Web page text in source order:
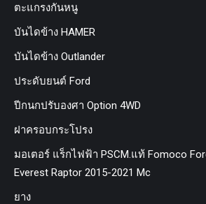
ตะแกรงกันหนู
บันไดข้าง HAMER
บันไดข้าง Outlander
ประดับยนต์ Ford
ปีกนกปรับองศา Option 4WD
ฝาครอบกระโปรง
มอเตอร์ แร็กไฟฟ้า PSCM.แท้ Fomoco
Everest Raptor 2015-2021 Mc
ยาง